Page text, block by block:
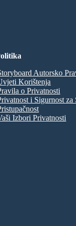
Autorsko
Korištenja
o Privatnosti
i Sigurnost za
Izbori Privatnosti